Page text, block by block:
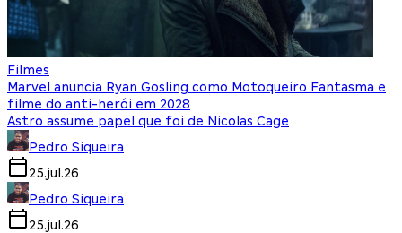
Filmes
Marvel anuncia Ryan Gosling como Motoqueiro Fantasma e
filme do anti-herói em 2028
Astro assume papel que foi de Nicolas Cage
Pedro Siqueira
25.jul.26
Pedro Siqueira
25.jul.26